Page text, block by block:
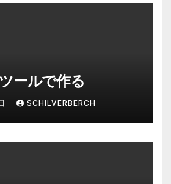
ールで作る
SCHILVERBERCH